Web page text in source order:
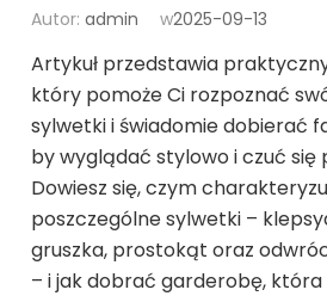
Autor: admin w2025-09-13
Artykuł przedstawia
który pomoże Ci rozpoznać
sylwetki i świadomie dobierać
by wyglądać stylowo i czuć się
Dowiesz się, czym
poszczególne sylwetki –
gruszka, prostokąt oraz
– i jak dobrać garderobę, która